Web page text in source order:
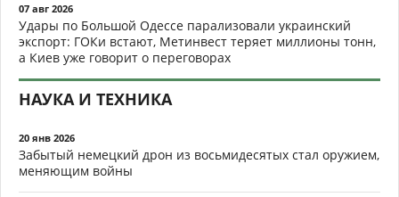
07 авг 2026
Удары по Большой Одессе парализовали украинский
экспорт: ГОКи встают, Метинвест теряет миллионы тонн,
а Киев уже говорит о переговорах
НАУКА И ТЕХНИКА
20 янв 2026
Забытый немецкий дрон из восьмидесятых стал оружием,
меняющим войны